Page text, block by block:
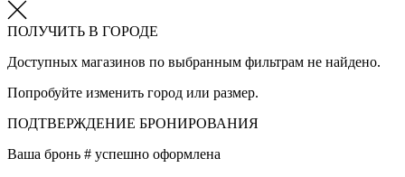
ПОЛУЧИТЬ В ГОРОДЕ
Доступных магазинов по выбранным фильтрам не найдено.
Попробуйте изменить город или размер.
ПОДТВЕРЖДЕНИЕ БРОНИРОВАНИЯ
Ваша бронь # успешно оформлена